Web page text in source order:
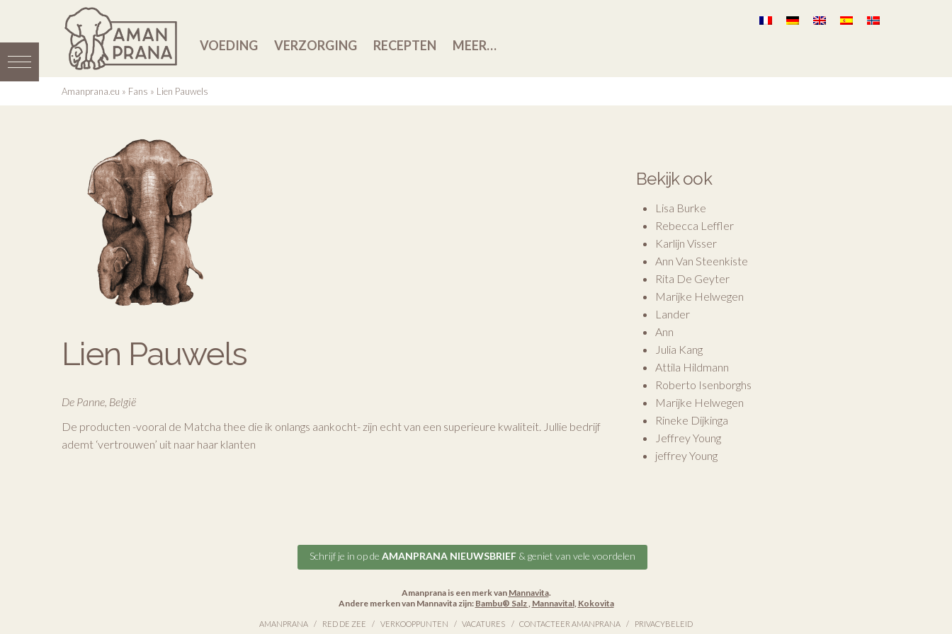
VOEDING VERZORGING RECEPTEN MEER…
Amanprana.eu » Fans » Lien Pauwels
Lien Pauwels
De Panne, België
De producten -vooral de Matcha thee die ik onlangs aankocht- zijn echt van een superieure kwaliteit. Jullie bedrijf
ademt ‘vertrouwen’ uit naar haar klanten
Bekijk ook
Lisa Burke
Rebecca Leffler
Karlijn Visser
Ann Van Steenkiste
Rita De Geyter
Marijke Helwegen
Lander
Ann
Julia Kang
Attila Hildmann
Roberto Isenborghs
Marijke Helwegen
Rineke Dijkinga
Jeffrey Young
jeffrey Young
Schrijf je in op de AMANPRANA NIEUWSBRIEF & geniet van vele voordelen
Amanprana is een merk van Mannavita.
Andere merken van Mannavita zijn: Bambu® Salz, Mannavital, Kokovita
AMANPRANA RED DE ZEE VERKOOPPUNTEN VACATURES CONTACTEER AMANPRANA PRIVACYBELEID